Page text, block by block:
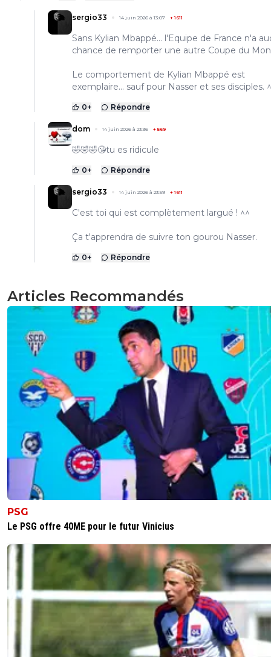
sergio33 14 juin 2026 à 13:07 +1611
Sans Kylian Mbappé... l'Equipe de France n'a
chance de remporter une autre Coupe du
Le comportement de Kylian Mbappé est
exemplaire... sauf pour Nasser et ses disciples.
0+ Répondre
dom 14 juin 2026 à 23:36 +569
🤣🤣🤣😘tu es ridicule
0+ Répondre
sergio33 14 juin 2026 à 23:59 +1611
C'est toi qui est complètement largué ! ^^
Ça t'apprendra de suivre ton gourou Nasser.
0+ Répondre
Articles Recommandés
PSG
Le PSG offre 40ME pour le futur Vinicius